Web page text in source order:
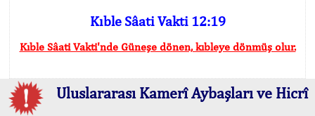
Kıble Sâati Vakti 12:19
Kıble Sâati Vakti'nde Güneşe dönen, kıbleye dönmüş olur.
Uluslararası Kamerî Aybaşları ve Hicrî